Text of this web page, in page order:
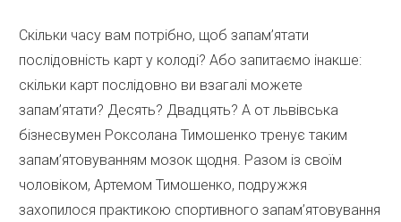
Скільки часу вам потрібно, щоб запам’ятати
послідовність карт у колоді? Або запитаємо інакше:
скільки карт послідовно ви взагалі можете
запам’ятати? Десять? Двадцять? А от львівська
бізнесвумен Роксолана Тимошенко тренує таким
запам’ятовуванням мозок щодня. Разом із своїм
чоловіком, Артемом Тимошенко, подружжя
захопилося практикою спортивного запам’ятовування